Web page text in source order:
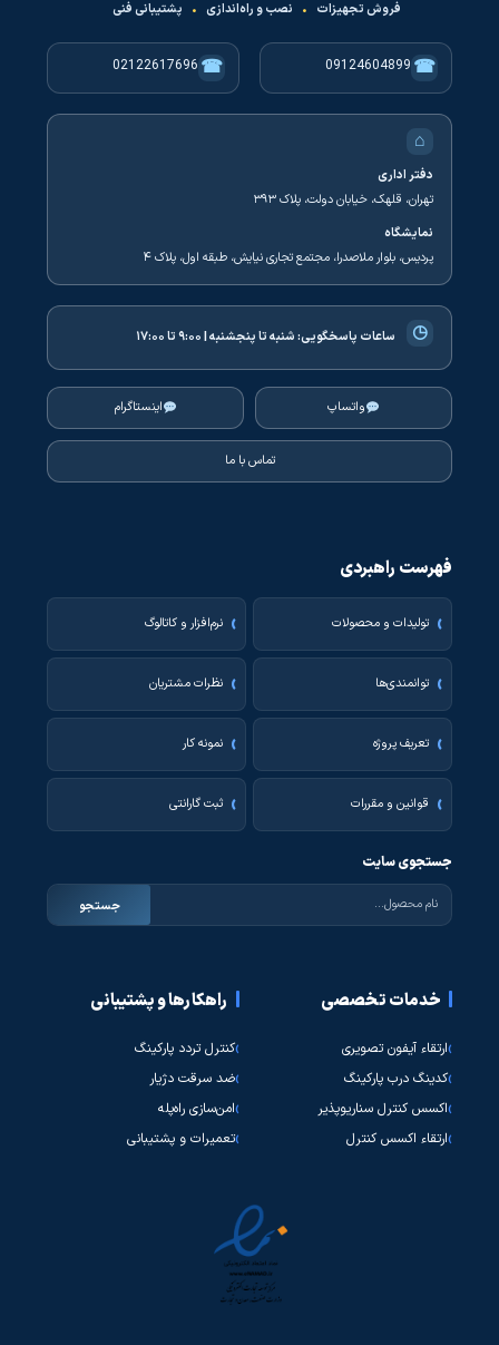
فروش تجهیزات • نصب و راه‌اندازی • پشتیبانی فنی
☎
09124604899
☎
02122617696
⌂
دفتر اداری
تهران، قلهک، خیابان دولت، پلاک ۳۹۳
نمایشگاه
پردیس، بلوار ملاصدرا، مجتمع تجاری نیایش، طبقه اول، پلاک ۴
◷ ساعات پاسخگویی:شنبه تا پنجشنبه | ۹:۰۰ تا ۱۷:۰۰
واتساپ اینستاگرام
تماس با ما
فهرست راهبردی
تولیدات و محصولات نرم‌افزار و کاتالوگ
توانمندی‌ها نظرات مشتریان
تعریف پروژه نمونه کار
قوانین و مقررات ثبت گارانتی
جستجوی سایت
جستجو
خدمات تخصصی
ارتقاء آیفون تصویری
کدینگ درب پارکینگ
اکسس کنترل سناریوپذیر
ارتقاء اکسس کنترل
راهکارها و پشتیبانی
کنترل تردد پارکینگ
ضد سرقت دژیار
امن‌سازی راه‌پله
تعمیرات و پشتیبانی